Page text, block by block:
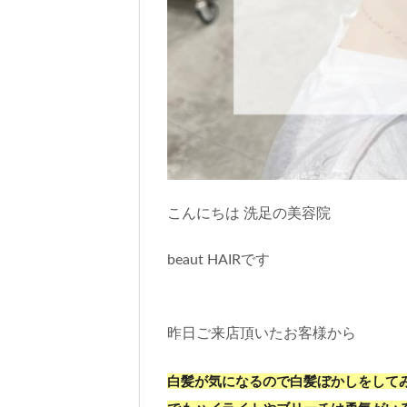
こんにちは 洗足の美容院
beaut HAIRです
昨日ご来店頂いたお客様から
白髪が気になるので白髪ぼかしをして